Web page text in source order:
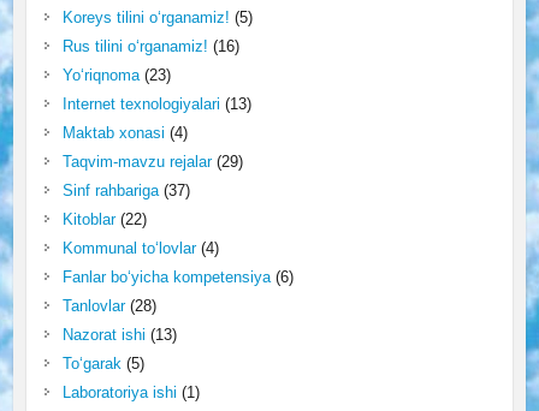
Koreys tilini o‘rganamiz! (5)
Rus tilini o‘rganamiz! (16)
Yo‘riqnoma(23)
Internet texnologiyalari (13)
Maktab xonasi (4)
Taqvim-mavzu rejalar(29)
Sinf rahbariga(37)
Kitoblar(22)
Kommunal to‘lovlar(4)
Fanlar bo‘yicha kompetensiya(6)
Tanlovlar(28)
Nazorat ishi (13)
To‘garak(5)
Laboratoriya ishi (1)